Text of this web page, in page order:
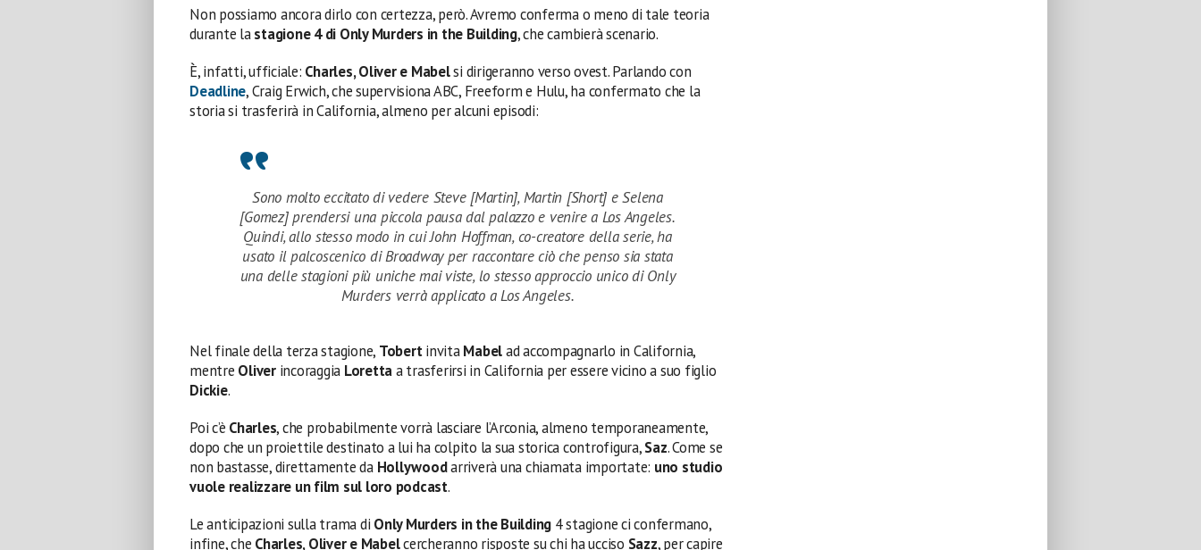
Non possiamo ancora dirlo con certezza, però. Avremo conferma o meno di tale teoria
durante lastagione 4 di Only Murders in the Building, che cambierà scenario.
È, infatti, ufficiale: Charles, Oliver e Mabelsi dirigeranno verso ovest. Parlando con
Deadline, Craig Erwich, che supervisiona ABC, Freeform e Hulu, ha confermato che la
storia si trasferirà in California, almeno per alcuni episodi:
Sono molto eccitato di vedere Steve [Martin], Martin [Short] e Selena
[Gomez] prendersi una piccola pausa dal palazzo e venire a Los Angeles.
Quindi, allo stesso modo in cui John Hoffman, co-creatore della serie, ha
usato il palcoscenico di Broadway per raccontare ciò che penso sia stata
una delle stagioni più uniche mai viste, lo stesso approccio unico di Only
Murders verrà applicato a Los Angeles.
Nel finale della terza stagione, TobertinvitaMabelad accompagnarlo in California,
mentre Oliverincoraggia Lorettaa trasferirsi in California per essere vicino a suo figlio
Dickie.
Poi c’è Charles, che probabilmente vorrà lasciare l’Arconia, almeno temporaneamente,
dopo che un proiettile destinato a lui ha colpito la sua storica controfigura,Saz. Come se
non bastasse, direttamente da Hollywoodarriverà una chiamata importate: uno studio
vuole realizzare un film sul loro podcast.
Le anticipazioni sulla trama di Only Murders in the Building 4 stagione ci confermano,
infine, che Charles, Oliver e Mabelcercheranno risposte su chi ha ucciso Sazz, per capire